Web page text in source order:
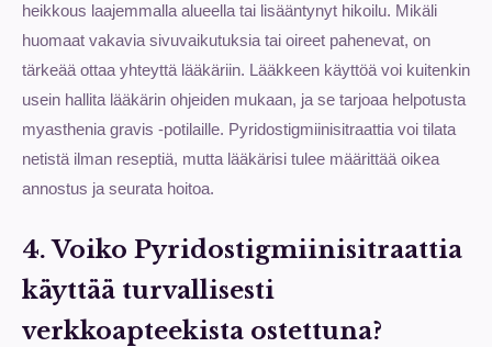
heikkous laajemmalla alueella tai lisääntynyt hikoilu. Mikäli
huomaat vakavia sivuvaikutuksia tai oireet pahenevat, on
tärkeää ottaa yhteyttä lääkäriin. Lääkkeen käyttöä voi kuitenkin
usein hallita lääkärin ohjeiden mukaan, ja se tarjoaa helpotusta
myasthenia gravis -potilaille. Pyridostigmiinisitraattia voi tilata
netistä ilman reseptiä, mutta lääkärisi tulee määrittää oikea
annostus ja seurata hoitoa.
4. Voiko Pyridostigmiinisitraattia
käyttää turvallisesti
verkkoapteekista ostettuna?